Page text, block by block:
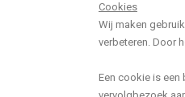
Cookies
Wij maken
verbeteren. Door
Een cookie is een